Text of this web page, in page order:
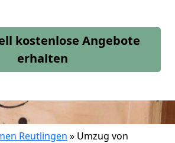
kostenlose Angebote
erhalten
Reutlingen » Umzug von